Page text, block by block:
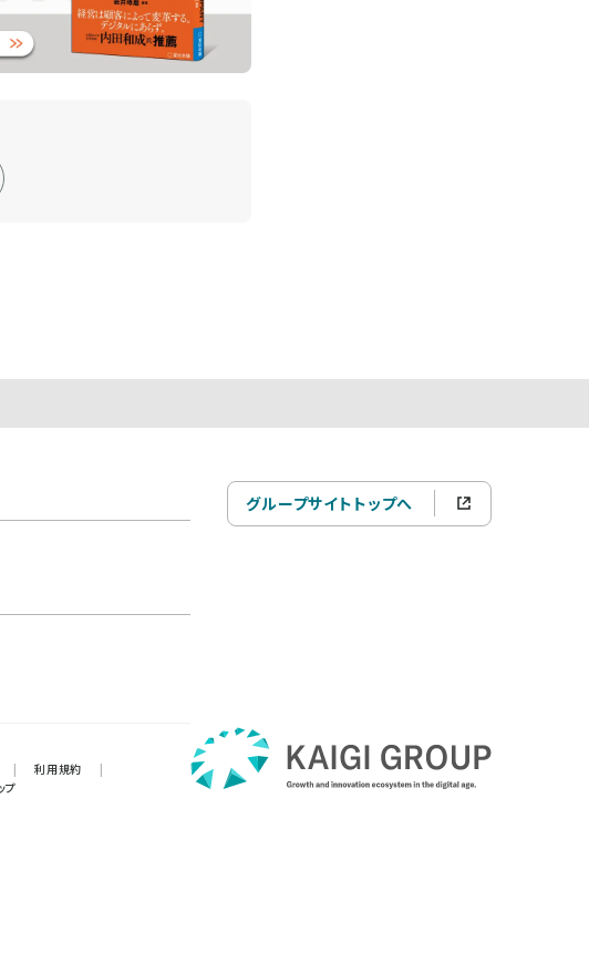
| 利用規約
|
プ
グループサイトトップへ